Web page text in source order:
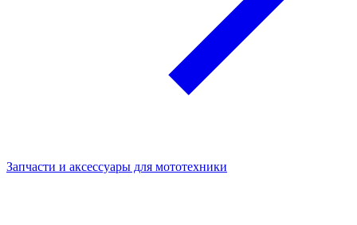
Запчасти и аксессуары для мототехники